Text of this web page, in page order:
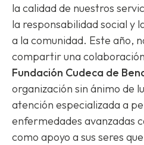
la calidad de nuestros
la responsabilidad social y
a la comunidad. Este año,
compartir una
Fundación Cudeca de
organización sin ánimo de
atención especializada a
enfermedades avanzadas
como apoyo a sus seres